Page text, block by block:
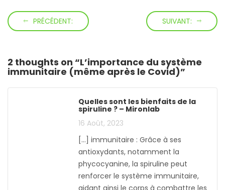
PRÉCÉDENT: SUIVANT:
2 thoughts on “L’importance du système
immunitaire (même après le Covid)”
Quelles sont les bienfaits de la
spiruline ? – Mironlab
16 Août, 2023
[…] immunitaire : Grâce à ses
antioxydants, notamment la
phycocyanine, la spiruline peut
renforcer le système immunitaire,